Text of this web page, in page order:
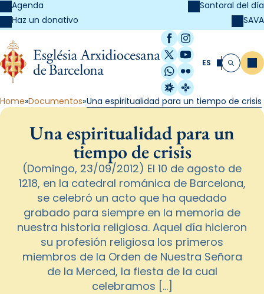
Agenda
Haz un donativo
Santoral del día
SAVA
Facebook
Instagram
X / Twitter
YouTube
WhatsApp
Flickr
Radio Estel
Catalunya
ES Buscar
Home Documentos Una espiritualidad para un tiempo de crisis
Una espiritualidad para un
tiempo de crisis
(Domingo, 23/09/2012) El 10 de agosto de
1218, en la catedral románica de Barcelona,
se celebró un acto que ha quedado
grabado para siempre en la memoria de
nuestra historia religiosa. Aquel día hicieron
su profesión religiosa los primeros
miembros de la Orden de Nuestra Señora
de la Merced, la fiesta de la cual
celebramos […]